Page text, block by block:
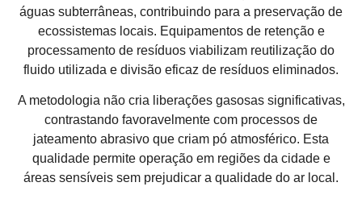
águas subterrâneas, contribuindo para a preservação de
ecossistemas locais. Equipamentos de retenção e
processamento de resíduos viabilizam reutilização do
fluido utilizada e divisão eficaz de resíduos eliminados.
A metodologia não cria liberações gasosas significativas,
contrastando favoravelmente com processos de
jateamento abrasivo que criam pó atmosférico. Esta
qualidade permite operação em regiões da cidade e
áreas sensíveis sem prejudicar a qualidade do ar local.